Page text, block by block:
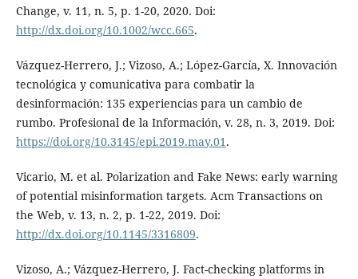
Change, v. 11, n. 5, p. 1-20, 2020. Doi:
http://dx.doi.org/10.1002/wcc.665.
Vázquez-Herrero, J.; Vizoso, A.; López-García, X. Innovación
tecnológica y comunicativa para combatir la
desinformación: 135 experiencias para un cambio de
rumbo. Profesional de la Información, v. 28, n. 3, 2019. Doi:
https://doi.org/10.3145/epi.2019.may.01 .
Vicario, M. et al. Polarization and Fake News: early warning
of potential misinformation targets. Acm Transactions on
the Web, v. 13, n. 2, p. 1-22, 2019. Doi:
http://dx.doi.org/10.1145/3316809.
Vizoso, A.; Vázquez-Herrero, J. Fact-checking platforms in